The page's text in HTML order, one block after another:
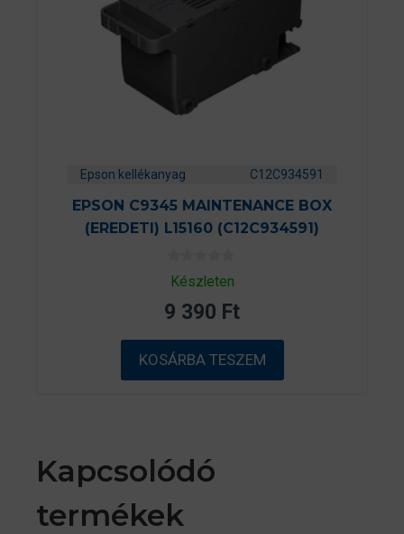
Epson kellékanyag C12C934591
EPSON C9345 MAINTENANCE BOX
(EREDETI) L15160 (C12C934591)
0
a
5
b
ő
l
Készleten
9 390 Ft
KOSÁRBA TESZEM
Kapcsolódó
termékek